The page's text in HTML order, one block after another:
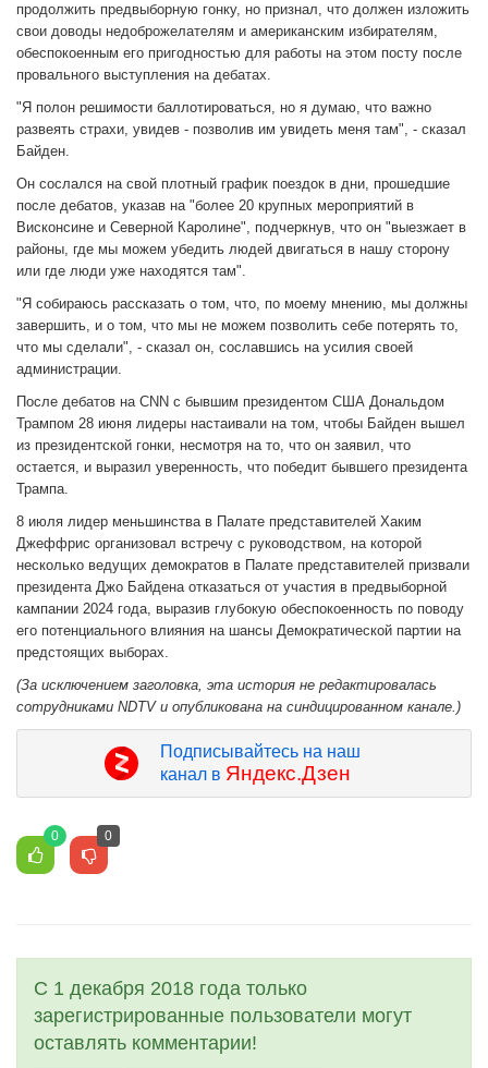
продолжить предвыборную гонку, но признал, что должен изложить
свои доводы недоброжелателям и американским избирателям,
обеспокоенным его пригодностью для работы на этом посту после
провального выступления на дебатах.
"Я полон решимости баллотироваться, но я думаю, что важно
развеять страхи, увидев - позволив им увидеть меня там", - сказал
Байден.
Он сослался на свой плотный график поездок в дни, прошедшие
после дебатов, указав на "более 20 крупных мероприятий в
Висконсине и Северной Каролине", подчеркнув, что он "выезжает в
районы, где мы можем убедить людей двигаться в нашу сторону
или где люди уже находятся там".
"Я собираюсь рассказать о том, что, по моему мнению, мы должны
завершить, и о том, что мы не можем позволить себе потерять то,
что мы сделали", - сказал он, сославшись на усилия своей
администрации.
После дебатов на CNN с бывшим президентом США Дональдом
Трампом 28 июня лидеры настаивали на том, чтобы Байден вышел
из президентской гонки, несмотря на то, что он заявил, что
остается, и выразил уверенность, что победит бывшего президента
Трампа.
8 июля лидер меньшинства в Палате представителей Хаким
Джеффрис организовал встречу с руководством, на которой
несколько ведущих демократов в Палате представителей призвали
президента Джо Байдена отказаться от участия в предвыборной
кампании 2024 года, выразив глубокую обеспокоенность по поводу
его потенциального влияния на шансы Демократической партии на
предстоящих выборах.
(За исключением заголовка, эта история не редактировалась
сотрудниками NDTV и опубликована на синдицированном канале.)
Подписывайтесь на наш
канал в Яндекс.Дзен
0 0
С 1 декабря 2018 года только
зарегистрированные пользователи могут
оставлять комментарии!